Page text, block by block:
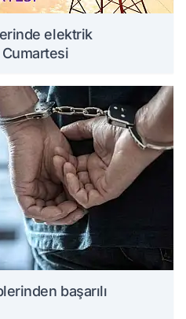
elektrik
başarılı